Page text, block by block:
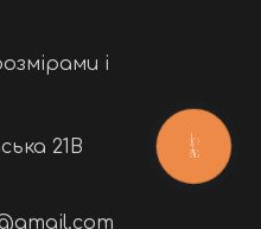
і
21B
КНОПКА
ЗВ'ЯЗКУ